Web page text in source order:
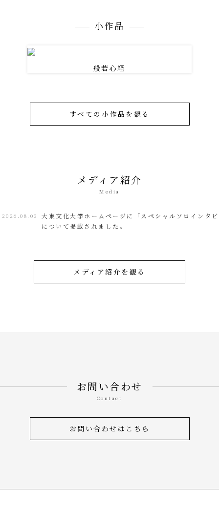
小作品
般若心経
すべての小作品を観る
メディア紹介
Media
2026.08.03
大東文化大学ホームページに「スペシャルソロインタ
について掲載されました。
メディア紹介を観る
お問い合わせ
Contact
お問い合わせはこちら